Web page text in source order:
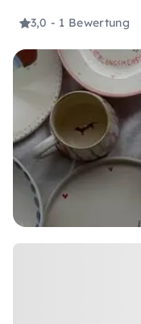
3,0 - 1 Bewertung